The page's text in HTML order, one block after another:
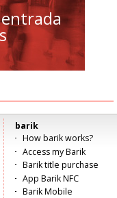
barik
How barik works?
Access my Barik
Barik title purchase
App Barik NFC
Barik Mobile